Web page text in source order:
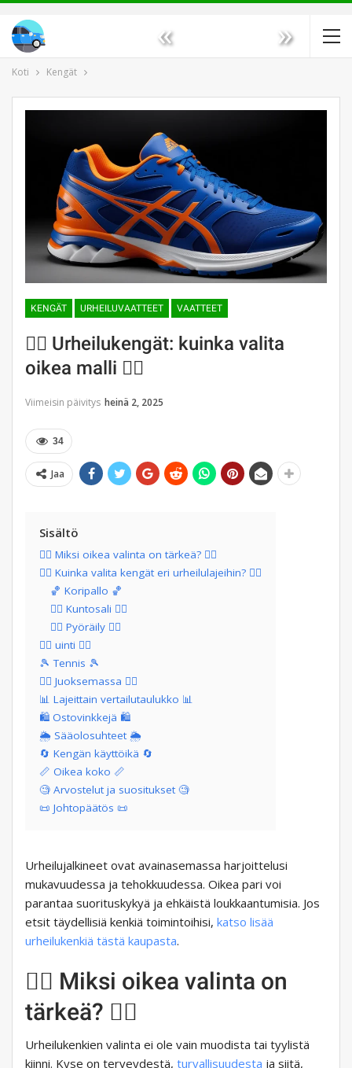
« »
Koti Kengät
KENGÄT URHEILUVAATTEET VAATTEET
🏃‍♂️ Urheilukengät: kuinka valita
oikea malli 🏃‍♀️
Viimeisin päivitys heinä 2, 2025
34
Jaa
Sisältö
🏃‍♂️ Miksi oikea valinta on tärkeä? 🏃‍♂️
🏃‍♀️ Kuinka valita kengät eri urheilulajeihin? 🏃‍♀️
🏀 Koripallo 🏀
🏋️‍♂️ Kuntosali 🏋️‍♂️
🚴‍♂️ Pyöräily 🚴‍♂️
🏊‍♂️ uinti 🏊‍♂️
🎾 Tennis 🎾
🏃‍♂️ Juoksemassa 🏃‍♂️
📊 Lajeittain vertailutaulukko 📊
🛍️ Ostovinkkejä 🛍️
🌦️ Sääolosuhteet 🌦️
🔄 Kengän käyttöikä 🔄
📏 Oikea koko 📏
🧐 Arvostelut ja suositukset 🧐
📜 Johtopäätös 📜
Urheilujalkineet ovat avainasemassa harjoittelusi
mukavuudessa ja tehokkuudessa. Oikea pari voi
parantaa suorituskykyä ja ehkäistä loukkaantumisia. Jos
etsit täydellisiä kenkiä toimintoihisi, katso lisää
urheilukenkiä tästä kaupasta.
🏃‍♂️ Miksi oikea valinta on
tärkeä? 🏃‍♂️
Urheilukenkien valinta ei ole vain muodista tai tyylistä
kiinni. Kyse on terveydestä, turvallisuudesta ja siitä,